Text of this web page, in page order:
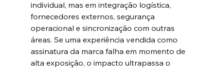
individual, mas em integração logística,
fornecedores externos, segurança
operacional e sincronização com outras
áreas. Se uma experiência vendida como
assinatura da marca falha em momento de
alta exposição, o impacto ultrapassa o